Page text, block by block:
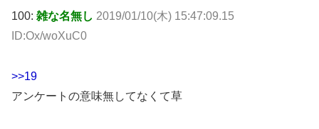
100: 雑な名無し 2019/01/10(木) 15:47:09.15
ID:Ox/woXuC0
>>19
アンケートの意味無してなくて草